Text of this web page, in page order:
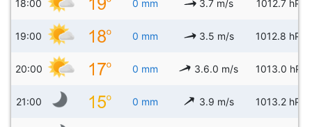
18:00 0 mm 3.7 m/s 1012.7 hPa
19:00 0 mm 3.5 m/s 1012.8 hPa
20:00 0 mm 3.6.0 m/s 1013.0 hPa
21:00 0 mm 3.9 m/s 1013.2 hPa